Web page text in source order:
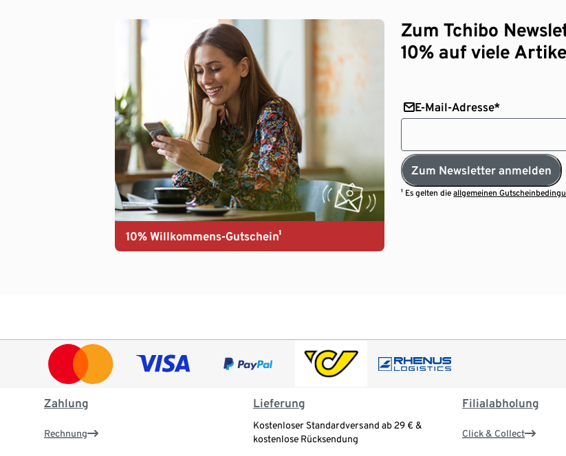
10% Willkommens-Gutschein¹
Zum Tchibo
10% auf viele
E-Mail-Adresse*
Zum Newsletter anmelden
¹ Es gelten dieallgemeinen
Zahlung
Rechnung
Lieferung
Kostenloser Standardversand ab 29 € &
kostenlose Rücksendung
Filialabholung
Click & Collect